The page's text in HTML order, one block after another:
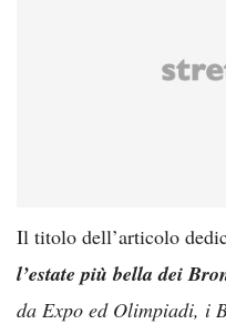
Il titolo dell’articolo
l’estate più bella dei
da Expo ed Olimpiadi, i